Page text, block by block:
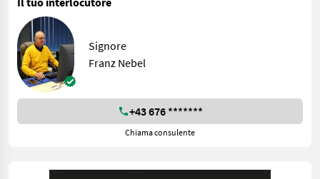
Signore
Franz Nebel
+43 676 *******
Chiama consulente